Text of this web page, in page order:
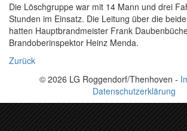
Die Löschgruppe war mit 14 Mann und drei
Stunden im Einsatz. Die Leitung über die
hatten Hauptbrandmeister Frank
Brandoberinspektor Heinz Menda.
Zurück
© 2026 LG Roggendorf/Thenhoven -
Datenschutzerklärung